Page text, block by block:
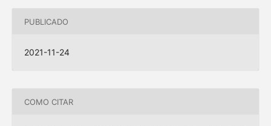
PUBLICADO
2021-11-24
COMO CITAR